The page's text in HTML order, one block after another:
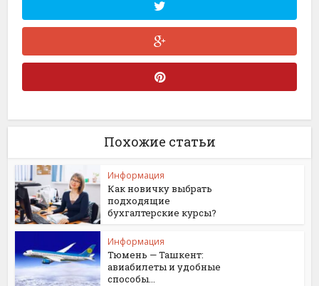
Похожие статьи
Информация
Как новичку выбрать
подходящие
бухгалтерские курсы?
Информация
Тюмень — Ташкент:
авиабилеты и удобные
способы...